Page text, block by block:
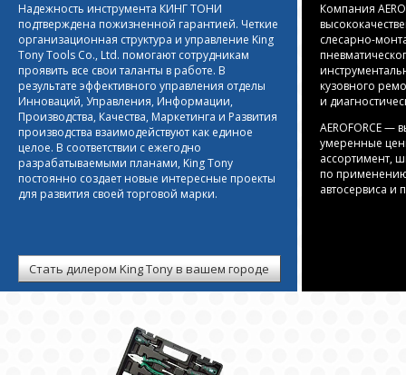
Надежность инструмента КИНГ ТОНИ
подтверждена пожизненной гарантией. Четкие
организационная структура и управление King
Tony Tools Co., Ltd. помогают сотрудникам
проявить все свои таланты в работе. В
результате эффективного управления отделы
Инноваций, Управления, Информации,
Производства, Качества, Маркетинга и Развития
производства взаимодействуют как единое
целое. В соответствии с ежегодно
разрабатываемыми планами, King Tony
постоянно создает новые интересные проекты
для развития своей торговой марки.
Стать дилером King Tony в вашем городе
Компания
слесарно-
кузовного
и
AEROFORCE —
умеренные
ассортимент,
по
автосервиса и